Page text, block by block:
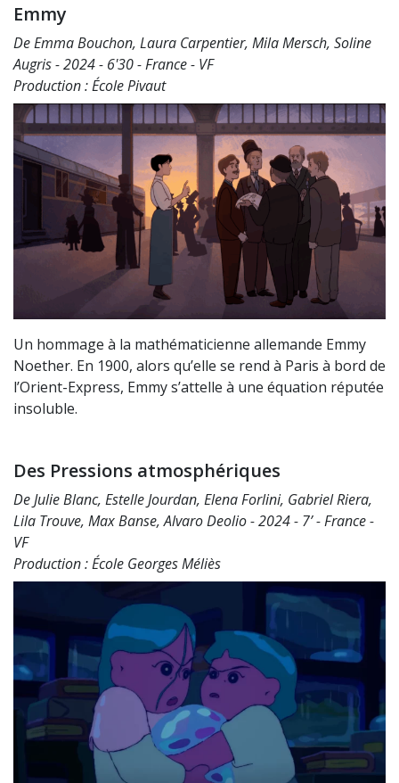
Emmy
De Emma Bouchon, Laura Carpentier, Mila Mersch, Soline
Augris - 2024 - 6'30 - France - VF
Production : École Pivaut
Un hommage à la mathématicienne allemande Emmy
Noether. En 1900, alors qu’elle se rend à Paris à bord de
l’Orient-Express, Emmy s’attelle à une équation réputée
insoluble.
Des Pressions atmosphériques
De Julie Blanc, Estelle Jourdan, Elena Forlini, Gabriel Riera,
Lila Trouve, Max Banse, Alvaro Deolio - 2024 - 7’ - France -
VF
Production : École Georges Méliès